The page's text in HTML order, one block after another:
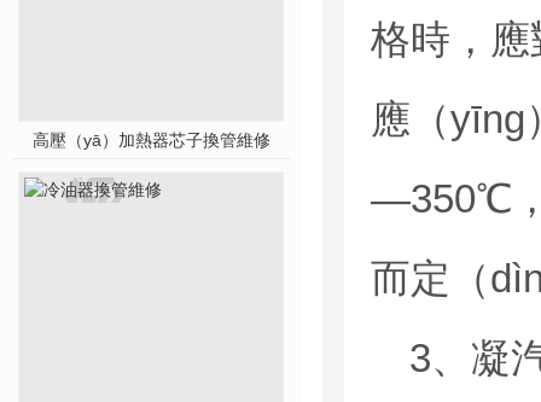
高壓（yā）加熱器芯子換管維修
格時，
應（yīng
—350℃，
而定（
3、凝